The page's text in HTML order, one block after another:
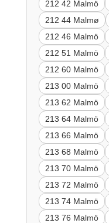
212 42 Malmö
212 44 Malmø
212 46 Malmö
212 51 Malmö
212 60 Malmö
213 00 Malmö
213 62 Malmö
213 64 Malmö
213 66 Malmö
213 68 Malmö
213 70 Malmö
213 72 Malmö
213 74 Malmö
213 76 Malmö